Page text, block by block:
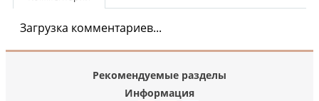
Загрузка комментариев...
Рекомендуемые разделы
Информация